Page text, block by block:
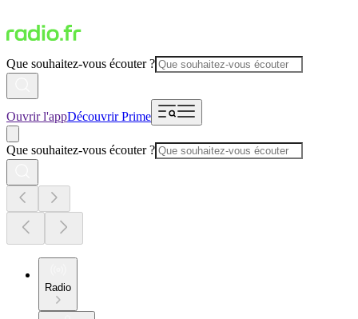
Que souhaitez-vous écouter ?
Ouvrir l'appDécouvrir Prime
Que souhaitez-vous écouter ?
Radio